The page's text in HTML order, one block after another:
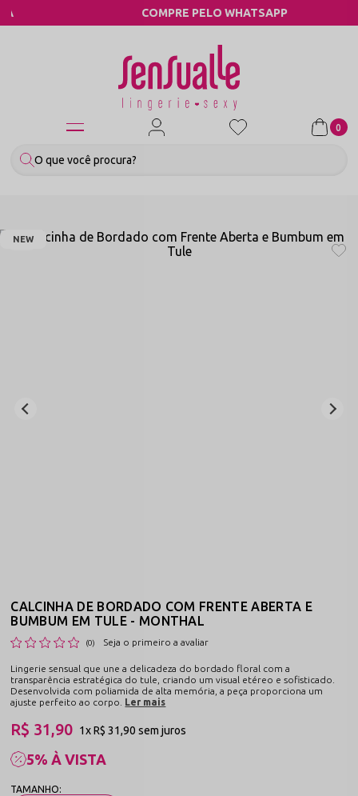
COMPRE PELO WHATSAPP
0
NEW
CALCINHA DE BORDADO COM FRENTE ABERTA E
BUMBUM EM TULE - MONTHAL
(0) Seja o primeiro a avaliar
Lingerie sensual que une a delicadeza do bordado floral com a
transparência estratégica do tule, criando um visual etéreo e sofisticado.
Desenvolvida com poliamida de alta memória, a peça proporciona um
ajuste perfeito ao corpo.
Ler mais
5% À VISTA
R$ 31,90 1xR$ 31,90sem juros